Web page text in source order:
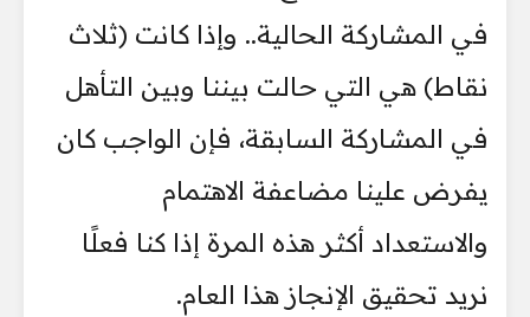
في المشاركة الحالية.. وإذا كانت (ثلاث
نقاط) هي التي حالت بيننا وبين التأهل
في المشاركة السابقة، فإن الواجب كان
يفرض علينا مضاعفة الاهتمام
والاستعداد أكثر هذه المرة إذا كنا فعلًا
نريد تحقيق الإنجاز هذا العام.